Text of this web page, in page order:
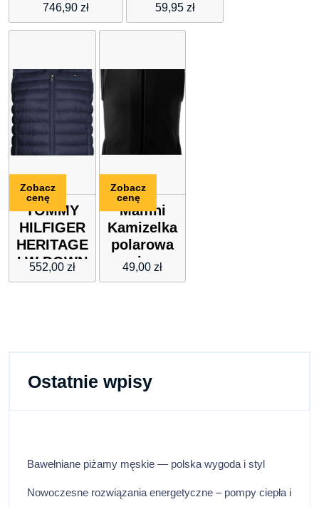
DW0DW13742-
C87
746,90 zł
(HH003-51)
59,95 zł
TOMMY
HILFIGER
HERITAGE
LW DOWN
VEST
552,00 zł
Zobacz
cenę
Malfini
Kamizelka
polarowa
unisex
5X8
49,00 zł
Zobacz
cenę
Ostatnie wpisy
Bawełniane piżamy męskie — polska wygoda i styl
Nowoczesne rozwiązania energetyczne – pompy ciepła i